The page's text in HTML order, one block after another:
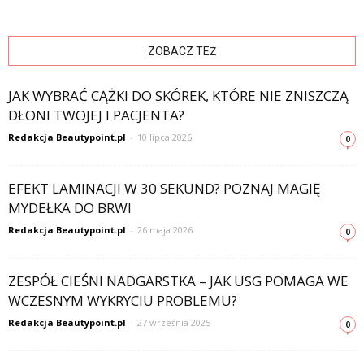
ZOBACZ TEŻ
JAK WYBRAĆ CĄŻKI DO SKÓREK, KTÓRE NIE ZNISZCZĄ
DŁONI TWOJEJ I PACJENTA?
Redakcja Beautypoint.pl - 10 lipca 2026 0
EFEKT LAMINACJI W 30 SEKUND? POZNAJ MAGIĘ
MYDEŁKA DO BRWI
Redakcja Beautypoint.pl - 26 maja 2026 0
ZESPÓŁ CIEŚNI NADGARSTKA – JAK USG POMAGA WE
WCZESNYM WYKRYCIU PROBLEMU?
Redakcja Beautypoint.pl - 27 września 2025 0